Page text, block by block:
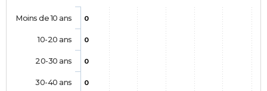
0
0
0
0
Moins de 10 ans
10-20 ans
20-30 ans
30-40 ans